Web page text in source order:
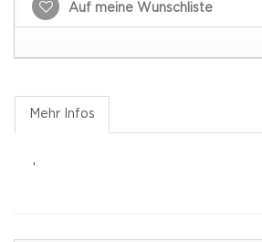
Auf meine Wunschliste
Mehr Infos